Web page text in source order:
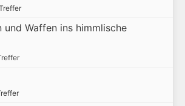
Waffen ins himmlische